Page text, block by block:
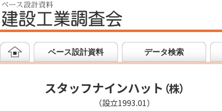
ベース設計資料 データ検索
スタッフナインハット（株）
（設立1993.01）